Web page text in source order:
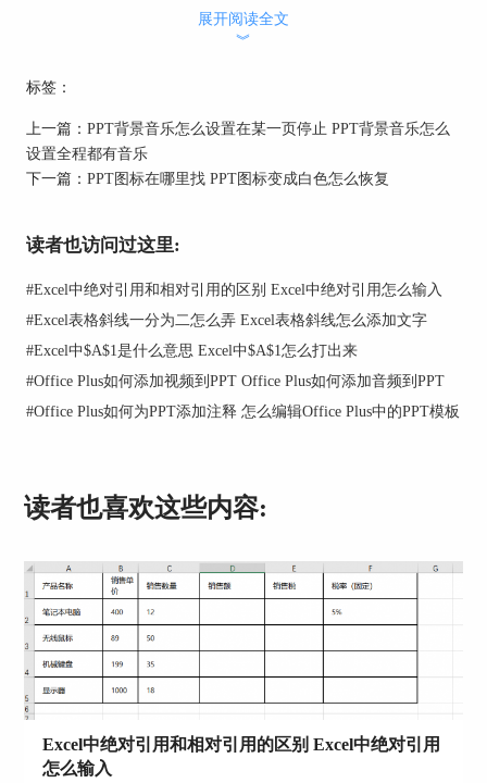
图2：图片或纹理填充
在图片源下方选择“插入”，在弹出的对话框中选
择“来自文件”。
图3：图片源
在弹出的插入图片的对话框中选择电脑中相应位置
的图片，选择好后点击“打开”。
展开阅读全文
︾
标签：
上一篇： PPT背景音乐怎么设置在某一页停止 PPT背景音乐怎么
设置全程都有音乐
下一篇： PPT图标在哪里找 PPT图标变成白色怎么恢复
读者也访问过这里:
#Excel中绝对引用和相对引用的区别 Excel中绝对引用怎么输入
#Excel表格斜线一分为二怎么弄 Excel表格斜线怎么添加文字
#Excel中$A$1是什么意思 Excel中$A$1怎么打出来
#Office Plus如何添加视频到PPT Office Plus如何添加音频到PPT
#Office Plus如何为PPT添加注释 怎么编辑Office Plus中的PPT模板
读者也喜欢这些内容:
Excel中绝对引用和相对引用的区别 Excel中绝对引用
怎么输入